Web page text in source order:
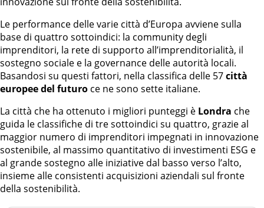
Le performance delle varie città d’Europa avviene sulla
base di quattro sottoindici: la community degli
imprenditori, la rete di supporto all’imprenditorialità, il
sostegno sociale e la governance delle autorità locali.
Basandosi su questi fattori, nella classifica delle 57città
europee del futuro ce ne sono sette italiane.
La città che ha ottenuto i migliori punteggi è Londra che
guida le classifiche di tre sottoindici su quattro, grazie al
maggior numero di imprenditori impegnati in innovazione
sostenibile, al massimo quantitativo di investimenti ESG e
al grande sostegno alle iniziative dal basso verso l’alto,
insieme alle consistenti acquisizioni aziendali sul fronte
della sostenibilità.